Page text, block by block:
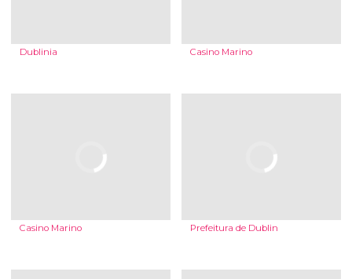
Dublinia Casino Marino
Casino Marino Prefeitura de Dublin